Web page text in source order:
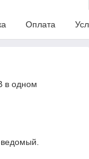
Оплата
в одном